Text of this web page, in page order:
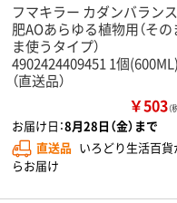
フマキラー カダンバラン
肥AOあらゆる植物用（その
ま使うタイプ）
4902424409451 1個(600ML)
（直送品）
￥503（
お届け日：8月28日（金）まで
直送品 いろどり生活百貨
らお届け